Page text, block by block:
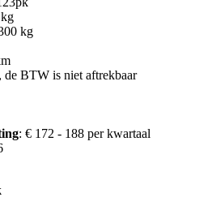
kg
de BTW is niet aftrekbaar
: € 172 - 188 per kwartaal